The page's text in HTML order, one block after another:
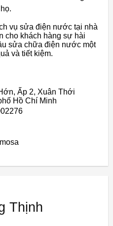
vụ sửa điện nước tại nhà
cho khách hàng sự hài
sửa chữa điện nước một
và tiết kiệm.
Ấp 2, Xuân Thới
Hồ Chí Minh
Thịnh